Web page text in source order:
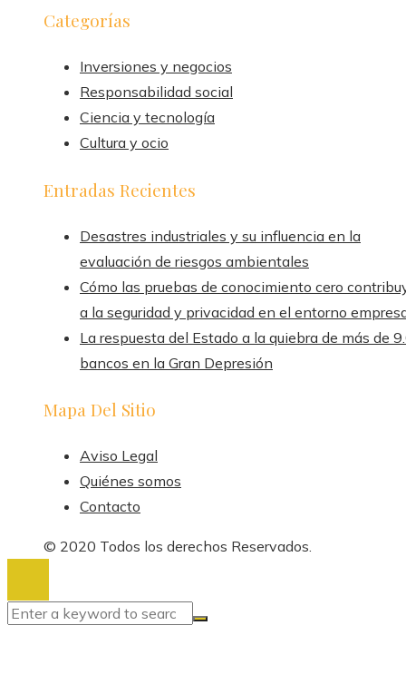
Categorías
Inversiones y negocios
Responsabilidad social
Ciencia y tecnología
Cultura y ocio
Entradas Recientes
Desastres industriales y su influencia en la
evaluación de riesgos ambientales
Cómo las pruebas de conocimiento cero
a la seguridad y privacidad en el entorno
La respuesta del Estado a la quiebra de más de
bancos en la Gran Depresión
Mapa Del Sitio
Aviso Legal
Quiénes somos
Contacto
© 2020 Todos los derechos Reservados.